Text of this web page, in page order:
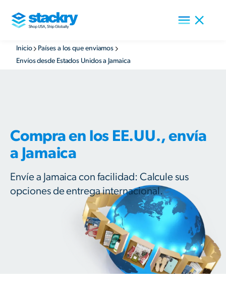
Inicio
Países a los que enviamos
Envíos desde Estados Unidos a Jamaica
Compra en los EE.UU., envía
a Jamaica
Envíe a Jamaica con facilidad: Calcule sus
opciones de entrega internacional.